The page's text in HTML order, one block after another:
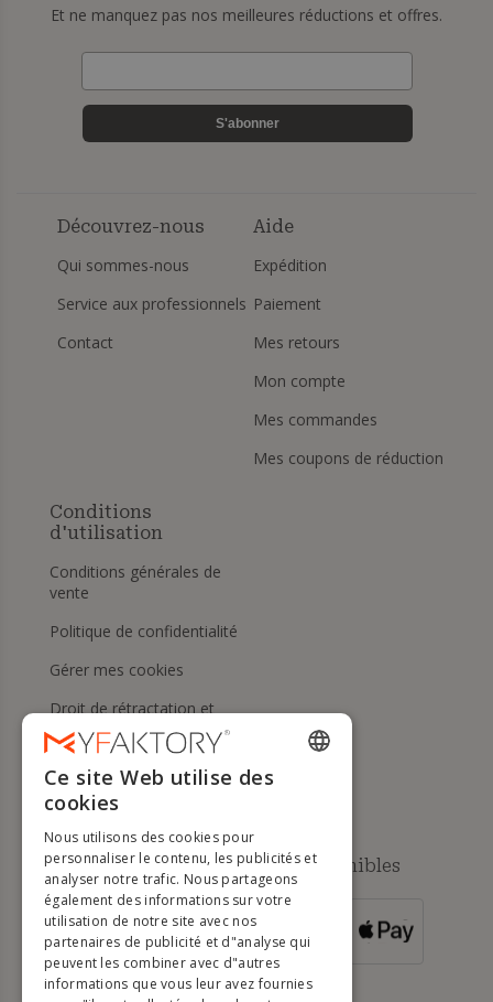
Et ne manquez pas nos meilleures réductions et offres.
S'abonner
Découvrez-nous
Qui sommes-nous
Service aux professionnels
Contact
Aide
Expédition
Paiement
Mes retours
Mon compte
Mes commandes
Mes coupons de réduction
Conditions
d'utilisation
Conditions générales de
vente
Politique de confidentialité
Gérer mes cookies
Droit de rétractation et
retours
Aide
Méthodes de paiement disponibles
POUR LES
COMMANDES
SUPÉRIEURES À
ENGLISH
DUTCH
GERMAN
PORTUGUESE
Ce site Web utilise des
cookies
Nous utilisons des cookies pour
personnaliser le contenu, les publicités et
analyser notre trafic. Nous partageons
également des informations sur votre
utilisation de notre site avec nos
partenaires de publicité et d"analyse qui
peuvent les combiner avec d"autres
informations que vous leur avez fournies